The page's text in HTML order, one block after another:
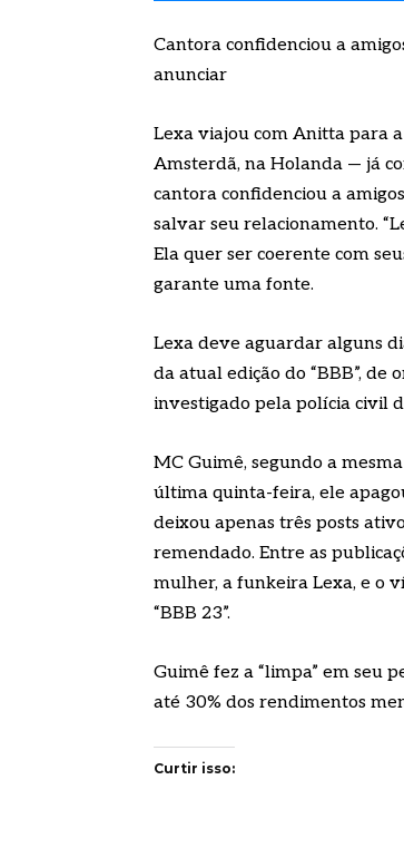
Cantora confidenciou a
anunciar
Lexa viajou com Anitta para
Amsterdã, na Holanda — já
cantora confidenciou a
salvar seu relacionamento.
Ela quer ser coerente com
garante uma fonte.
Lexa deve aguardar alguns
da atual edição do “BBB”, de
investigado pela polícia civil
MC Guimê, segundo a
última quinta-feira, ele
deixou apenas três posts
remendado. Entre as
mulher, a funkeira Lexa, e o
“BBB 23”.
Guimê fez a “limpa” em seu
até 30% dos rendimentos
Curtir isso: